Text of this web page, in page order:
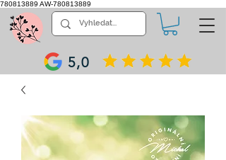
780813889 AW-780813889
5,0